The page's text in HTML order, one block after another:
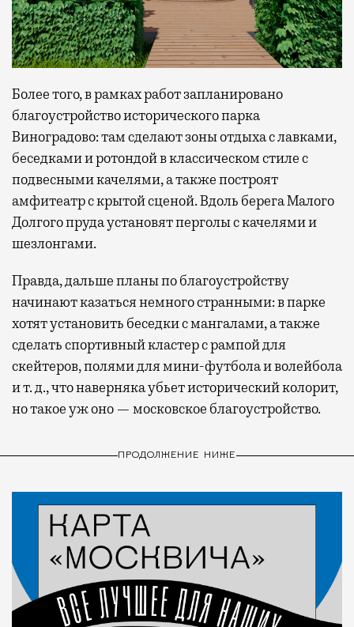
Более того, в рамках работ запланировано
благоустройство исторического парка
Виноградово: там сделают зоны отдыха с лавками,
беседками и ротондой в классическом стиле с
подвесными качелями, а также построят
амфитеатр с крытой сценой. Вдоль берега Малого
Долгого пруда установятперголы с качелями и
шезлонгами.
Правда, дальше планы по благоустройству
начинают казаться немного странными: в парке
хотят установить беседки с мангалами, а также
сделать спортивный кластер с рампой для
скейтеров, полями для мини-футбола и волейбола
и т. д., что наверняка убьет исторический колорит,
но такое уж оно — московское благоустройство.
ПРОДОЛЖЕНИЕ НИЖЕ